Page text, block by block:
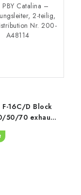
PBY Catalina –
2-teilig,
Nr. 200-
A48114
16C/D Block
50/70 exhaust
- opened
for